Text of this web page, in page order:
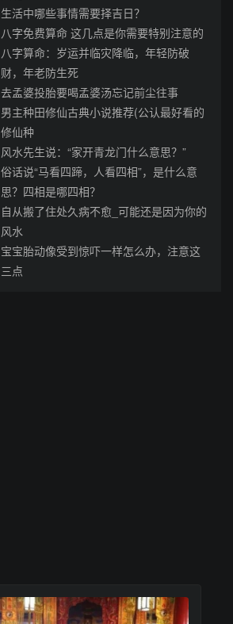
生活中哪些事情需要择吉日？
八字免费算命 这几点是你需要特别注意的
八字算命：岁运并临灾降临，年轻防破
财，年老防生死
去孟婆投胎要喝孟婆汤忘记前尘往事
男主种田修仙古典小说推荐(公认最好看的
修仙种
风水先生说：“家开青龙门什么意思？”
俗话说“马看四蹄，人看四相”，是什么意
思？四相是哪四相？
自从搬了住处久病不愈_可能还是因为你的
风水
宝宝胎动像受到惊吓一样怎么办，注意这
三点